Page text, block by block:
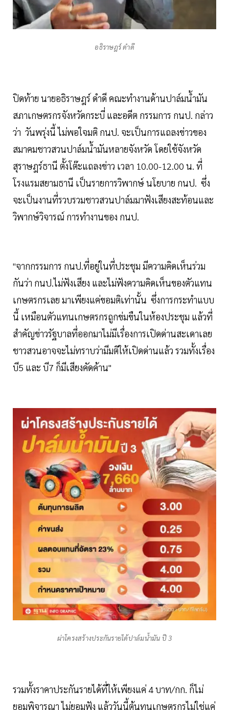
อธิราษฎร์ ดำดี
ปิดท้าย นายอธิราษฎร์ ดำดี คณะทำงานด้านปาล์มน้ำมัน
สภาเกษตรกรจังหวัดกระบี่​ และอดีต กรรมการ กนป. กล่าว
ว่า วันพรุ่งนี้ ไม่พอใจมติ กนป. จะเป็นการแถลงข่าวของ
สมาคมชาวสวนปาล์มน้ำมันหลายจังหวัด โดยใช้จังหวัด
สุราษฎร์ธานี ตั้งโต๊ะแถลงข่าว เวลา 10.00-12.00 น. ที่
โรงแรมสยามธานี เป็นรายการวิพากษ์ นโยบาย กนป. ซึ่ง
จะเป็นงานที่รวบรวมชาวสวนปาล์มมาฟังเสียงสะท้อนและ
วิพากษ์วิจารณ์ การทำงานของ กนป.
"จากกรรมการ กนป.ที่อยู่ในที่ประชุม มีความคิดเห็นร่วม
กันว่า กนป.ไม่ฟังเสียง และไม่ฟังความคิดเห็นของตัวแทน
เกษตรกรเลย มาเพียงแค่ขอมติเท่านั้น ซึ่งการกระทำแบบ
นี้ เหมือนตัวแทนเกษตรกรถูกข่มขืนในห้องประชุม แล้วที่
สำคัญข่าวรัฐบาลที่ออกมาไม่มีเรื่องการเปิดด่านสะเดาเลย
ชาวสวนอาจจะไม่ทราบว่ามีมติให้เปิดด่านแล้ว รวมทั้งเรื่อง
บี5 และ บี7 ก็มีเสียงคัดค้าน"
ผ่าโครงสร้างประกันรายได้ปาล์มน้ำมัน ปี 3
รวมทั้งราคาประกันรายได้ที่ให้เพียงแค่ 4 บาท/กก. ก็ไม่
ยอมพิจารณา ไม่ยอมฟัง แล้ววันนี้ต้นทุนเกษตรกรไม่ใช่แค่